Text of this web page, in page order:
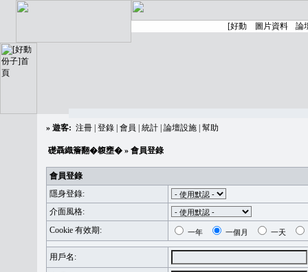
» 遊客: 注冊 登錄 會員 統計 論壇設施 幫助
礎聶織簷翻�䪖壅� » 會員登錄
會員登錄
隱身登錄:
介面風格:
Cookie 有效期:
一年 一個月 一天
用戶名: